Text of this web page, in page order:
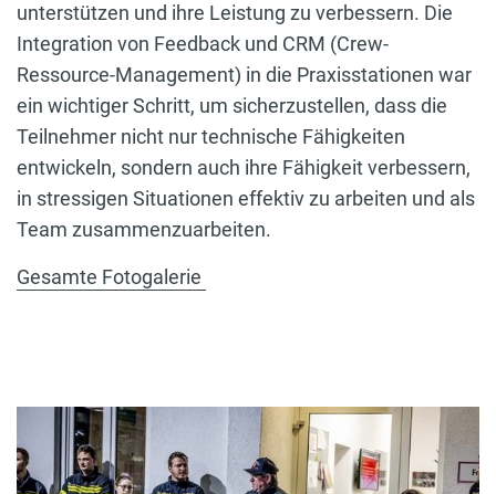
unterstützen und ihre Leistung zu verbessern. Die
Integration von Feedback und CRM (Crew-
Ressource-Management) in die Praxisstationen war
ein wichtiger Schritt, um sicherzustellen, dass die
Teilnehmer nicht nur technische Fähigkeiten
entwickeln, sondern auch ihre Fähigkeit verbessern,
in stressigen Situationen effektiv zu arbeiten und als
Team zusammenzuarbeiten.
Gesamte Fotogalerie